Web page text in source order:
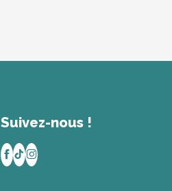
Suivez-nous !